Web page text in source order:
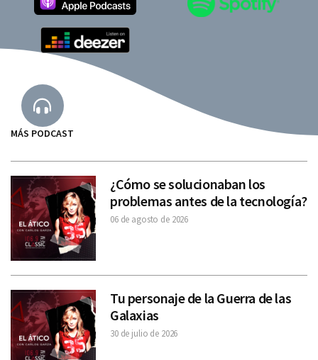
MÁS PODCAST
¿Cómo se solucionaban los
problemas antes de la tecnología?
06 de agosto de 2026
Tu personaje de la Guerra de las
Galaxias
30 de julio de 2026